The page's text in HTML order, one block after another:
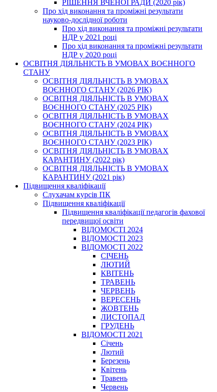
РІШЕННЯ ВЧЕНОЇ РАДИ (2020 рік)
Про хід виконання та проміжні результати
науково-дослідної роботи
Про хід виконання та проміжні результати
НДР у 2021 році
Про хід виконання та проміжні результати
НДР у 2020 році
ОСВІТНЯ ДІЯЛЬНІСТЬ В УМОВАХ ВОЄННОГО
СТАНУ
ОСВІТНЯ ДІЯЛЬНІСТЬ В УМОВАХ
ВОЄННОГО СТАНУ (2026 РІК)
ОСВІТНЯ ДІЯЛЬНІСТЬ В УМОВАХ
ВОЄННОГО СТАНУ (2025 РІК)
ОСВІТНЯ ДІЯЛЬНІСТЬ В УМОВАХ
ВОЄННОГО СТАНУ (2024 РІК)
ОСВІТНЯ ДІЯЛЬНІСТЬ В УМОВАХ
ВОЄННОГО СТАНУ (2023 РІК)
ОСВІТНЯ ДІЯЛЬНІСТЬ В УМОВАХ
КАРАНТИНУ (2022 рік)
ОСВІТНЯ ДІЯЛЬНІСТЬ В УМОВАХ
КАРАНТИНУ (2021 рік)
Підвищення кваліфікації
Слухачам курсів ПК
Підвищення кваліфікації
Підвищення кваліфікації педагогів фахової
передвищої освіти
ВІДОМОСТІ 2024
ВІДОМОСТІ 2023
ВІДОМОСТІ 2022
СІЧЕНЬ
ЛЮТИЙ
КВІТЕНЬ
ТРАВЕНЬ
ЧЕРВЕНЬ
ВЕРЕСЕНЬ
ЖОВТЕНЬ
ЛИСТОПАД
ГРУДЕНЬ
ВІДОМОСТІ 2021
Січень
Лютий
Березень
Квітень
Травень
Червень